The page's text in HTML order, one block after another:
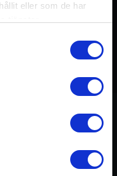
eller som de har